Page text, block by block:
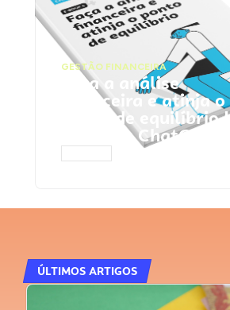
GESTÃO FINANCEIRA
Faça a análise
financeira e atinja o
ponto de equilíbrio |
Prompts ChatGPT
ÚLTIMOS ARTIGOS